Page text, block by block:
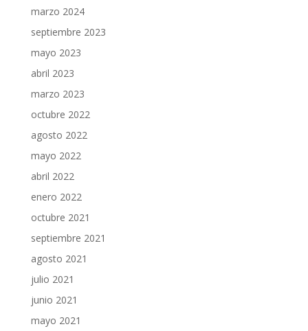
marzo 2024
septiembre 2023
mayo 2023
abril 2023
marzo 2023
octubre 2022
agosto 2022
mayo 2022
abril 2022
enero 2022
octubre 2021
septiembre 2021
agosto 2021
julio 2021
junio 2021
mayo 2021